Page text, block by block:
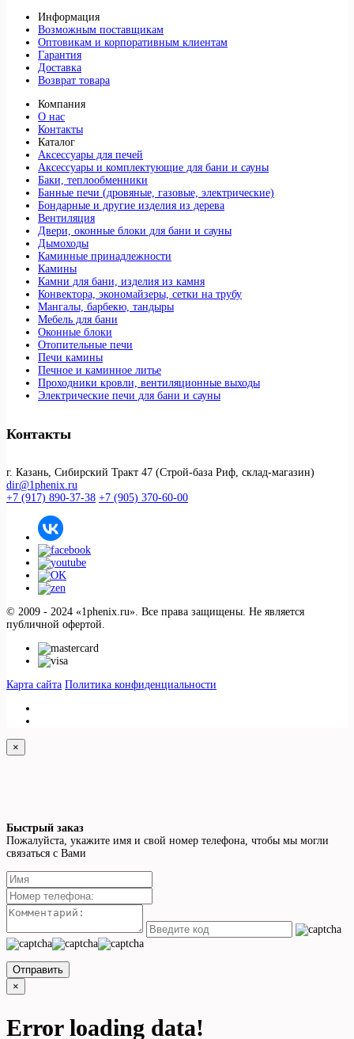
Информация
Возможным поставщикам
Оптовикам и корпоративным клиентам
Гарантия
Доставка
Возврат товара
Компания
О нас
Контакты
Каталог
Аксессуары для печей
Аксессуары и комплектующие для бани и сауны
Баки, теплообменники
Банные печи (дровяные, газовые, электрические)
Бондарные и другие изделия из дерева
Вентиляция
Двери, оконные блоки для бани и сауны
Дымоходы
Каминные принадлежности
Камины
Камни для бани, изделия из камня
Конвектора, экономайзеры, сетки на трубу
Мангалы, барбекю, тандыры
Мебель для бани
Оконные блоки
Отопительные печи
Печи камины
Печное и каминное литье
Проходники кровли, вeнтиляционные выходы
Электрические печи для бани и сауны
Контакты
г. Казань, Сибирский Тракт 47 (Строй-база Риф, склад-магазин)
dir@1phenix.ru
+7 (917) 890-37-38 +7 (905) 370-60-00
© 2009 - 2024 «1phenix.ru». Все права защищены. Не является
публичной офертой.
Карта сайта Политика конфиденциальности
×
Быстрый заказ
Пожалуйста, укажите имя и свой номер телефона, чтобы мы могли
связаться с Вами
Отправить
×
Error loading data!